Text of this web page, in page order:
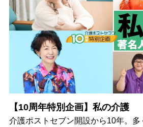
【10周年特別企画】私の介護
介護ポストセブン開設から10年。